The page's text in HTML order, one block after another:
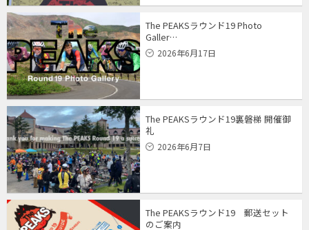
The PEAKSラウンド19 Photo
Galler…
2026年6月17日
The PEAKSラウンド19裏磐梯 開催御
礼
2026年6月7日
The PEAKSラウンド19 郵送セット
のご案内